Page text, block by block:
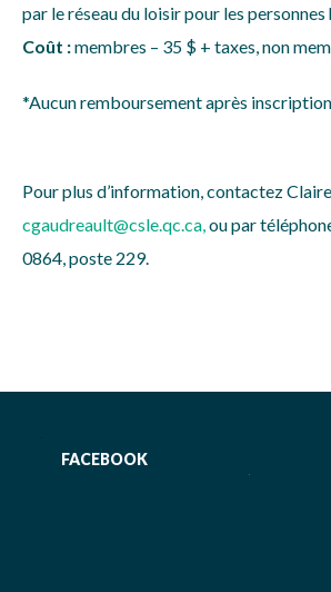
par le réseau du loisir pour les personnes
Coût :membres – 35 $ + taxes, non
*Aucun remboursement après
Pour plus d’information, contactez
cgaudreault@csle.qc.ca,ou par
0864, poste 229.
FACEBOOK